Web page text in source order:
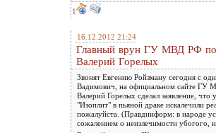
1
16.12.2012 21:24
Главный врун ГУ МВД РФ по
Валерий Горелых
Звонят Евгению Ройзману сегодня с
Вадимович, на официальном сайте ГУ
Валерий Горелых сделал заявление,
"Изоплит" в пьяной драке искалечили
пожалуйста. (Правдинформ: в народе
сожалением о неизлечимости убогого,